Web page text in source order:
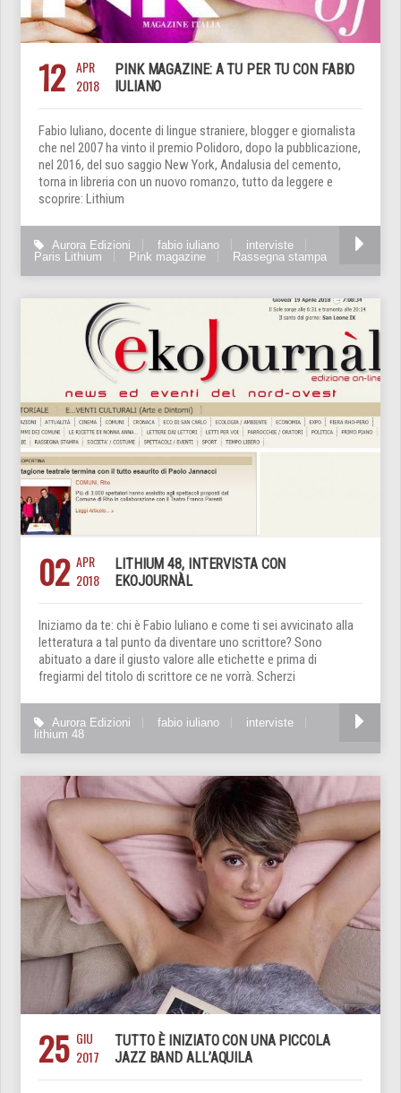
12 APR
2018
PINK MAGAZINE: A TU PER TU CON FABIO
IULIANO
Fabio Iuliano, docente di lingue straniere, blogger e giornalista
che nel 2007 ha vinto il premio Polidoro, dopo la pubblicazione,
nel 2016, del suo saggio New York, Andalusia del cemento,
torna in libreria con un nuovo romanzo, tutto da leggere e
scoprire: Lithium
Aurora Edizioni fabio iuliano
interviste
Paris Lithium
Pink magazine Rassegna stampa
02 APR
2018
LITHIUM 48, INTERVISTA CON
EKOJOURNÀL
Iniziamo da te: chi è Fabio Iuliano e come ti sei avvicinato alla
letteratura a tal punto da diventare uno scrittore? Sono
abituato a dare il giusto valore alle etichette e prima di
fregiarmi del titolo di scrittore ce ne vorrà. Scherzi
Aurora Edizioni fabio iuliano
interviste
lithium 48
25 GIU
2017
TUTTO È INIZIATO CON UNA PICCOLA
JAZZ BAND ALL’AQUILA